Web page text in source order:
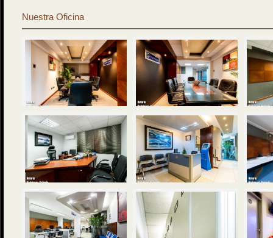
Nuestra Oficina